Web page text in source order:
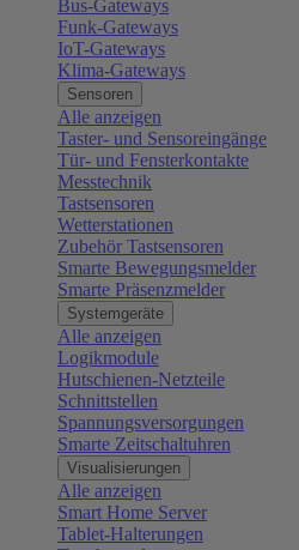
Bus-Gateways
Funk-Gateways
IoT-Gateways
Klima-Gateways
Sensoren
Alle anzeigen
Taster- und Sensoreingänge
Tür- und Fensterkontakte
Messtechnik
Tastsensoren
Wetterstationen
Zubehör Tastsensoren
Smarte Bewegungsmelder
Smarte Präsenzmelder
Systemgeräte
Alle anzeigen
Logikmodule
Hutschienen-Netzteile
Schnittstellen
Spannungsversorgungen
Smarte Zeitschaltuhren
Visualisierungen
Alle anzeigen
Smart Home Server
Tablet-Halterungen